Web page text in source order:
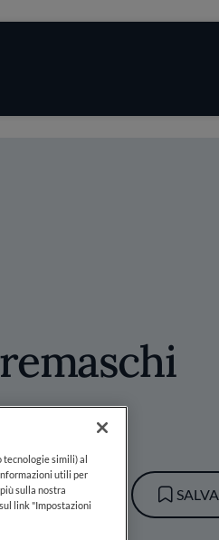
SALVA
tecnologie simili) al
utili per
sulla nostra
link "Impostazioni